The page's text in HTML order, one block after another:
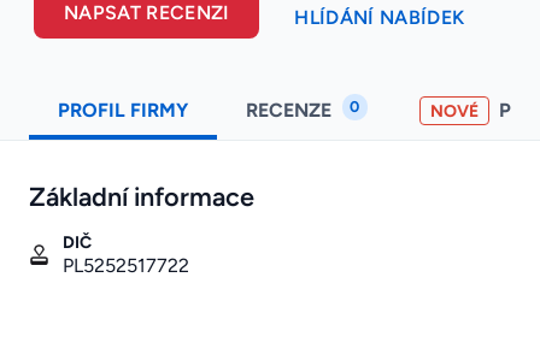
NAPSAT RECENZI HLÍDÁNÍ NABÍDEK
PROFIL FIRMY RECENZE 0 NOVÉ
Základní informace
DIČ
PL5252517722